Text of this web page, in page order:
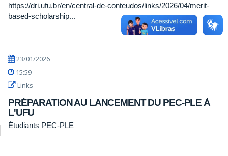
https://dri.ufu.br/en/central-de-conteudos/links/2026/04/merit-
based-scholarship...
23/01/2026
15:59
Links
PRÉPARATION AU LANCEMENT DU PEC-PLE À
L'UFU
Étudiants PEC-PLE